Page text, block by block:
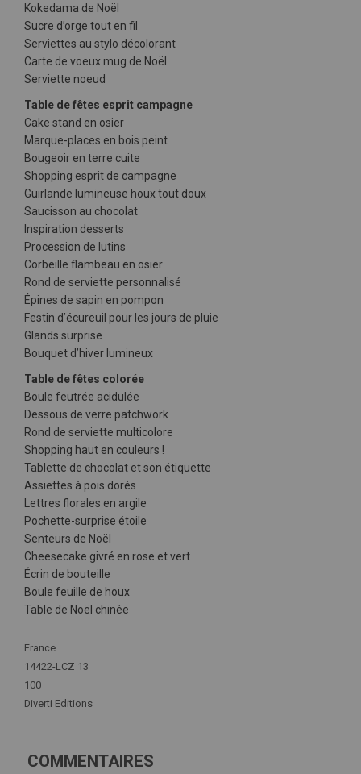
Kokedama de Noël
Sucre d’orge tout en fil
Serviettes au stylo décolorant
Carte de voeux mug de Noël
Serviette noeud
Table de fêtes esprit campagne
Cake stand en osier
Marque-places en bois peint
Bougeoir en terre cuite
Shopping esprit de campagne
Guirlande lumineuse houx tout doux
Saucisson au chocolat
Inspiration desserts
Procession de lutins
Corbeille flambeau en osier
Rond de serviette personnalisé
Épines de sapin en pompon
Festin d’écureuil pour les jours de pluie
Glands surprise
Bouquet d’hiver lumineux
Table de fêtes colorée
Boule feutrée acidulée
Dessous de verre patchwork
Rond de serviette multicolore
Shopping haut en couleurs !
Tablette de chocolat et son étiquette
Assiettes à pois dorés
Lettres florales en argile
Pochette-surprise étoile
Senteurs de Noël
Cheesecake givré en rose et vert
Écrin de bouteille
Boule feuille de houx
Table de Noël chinée
Plus
d'infos
France
14422-LCZ 13
100
Diverti Editions
COMMENTAIRES